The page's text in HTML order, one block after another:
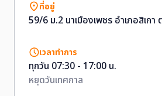
ที่อยู่
59/6 ม.2 นาเมืองเพชร อำเภอสิเกา
เวลาทำการ
ทุกวัน 07:30 - 17:00 น.
หยุดวันเทศกาล